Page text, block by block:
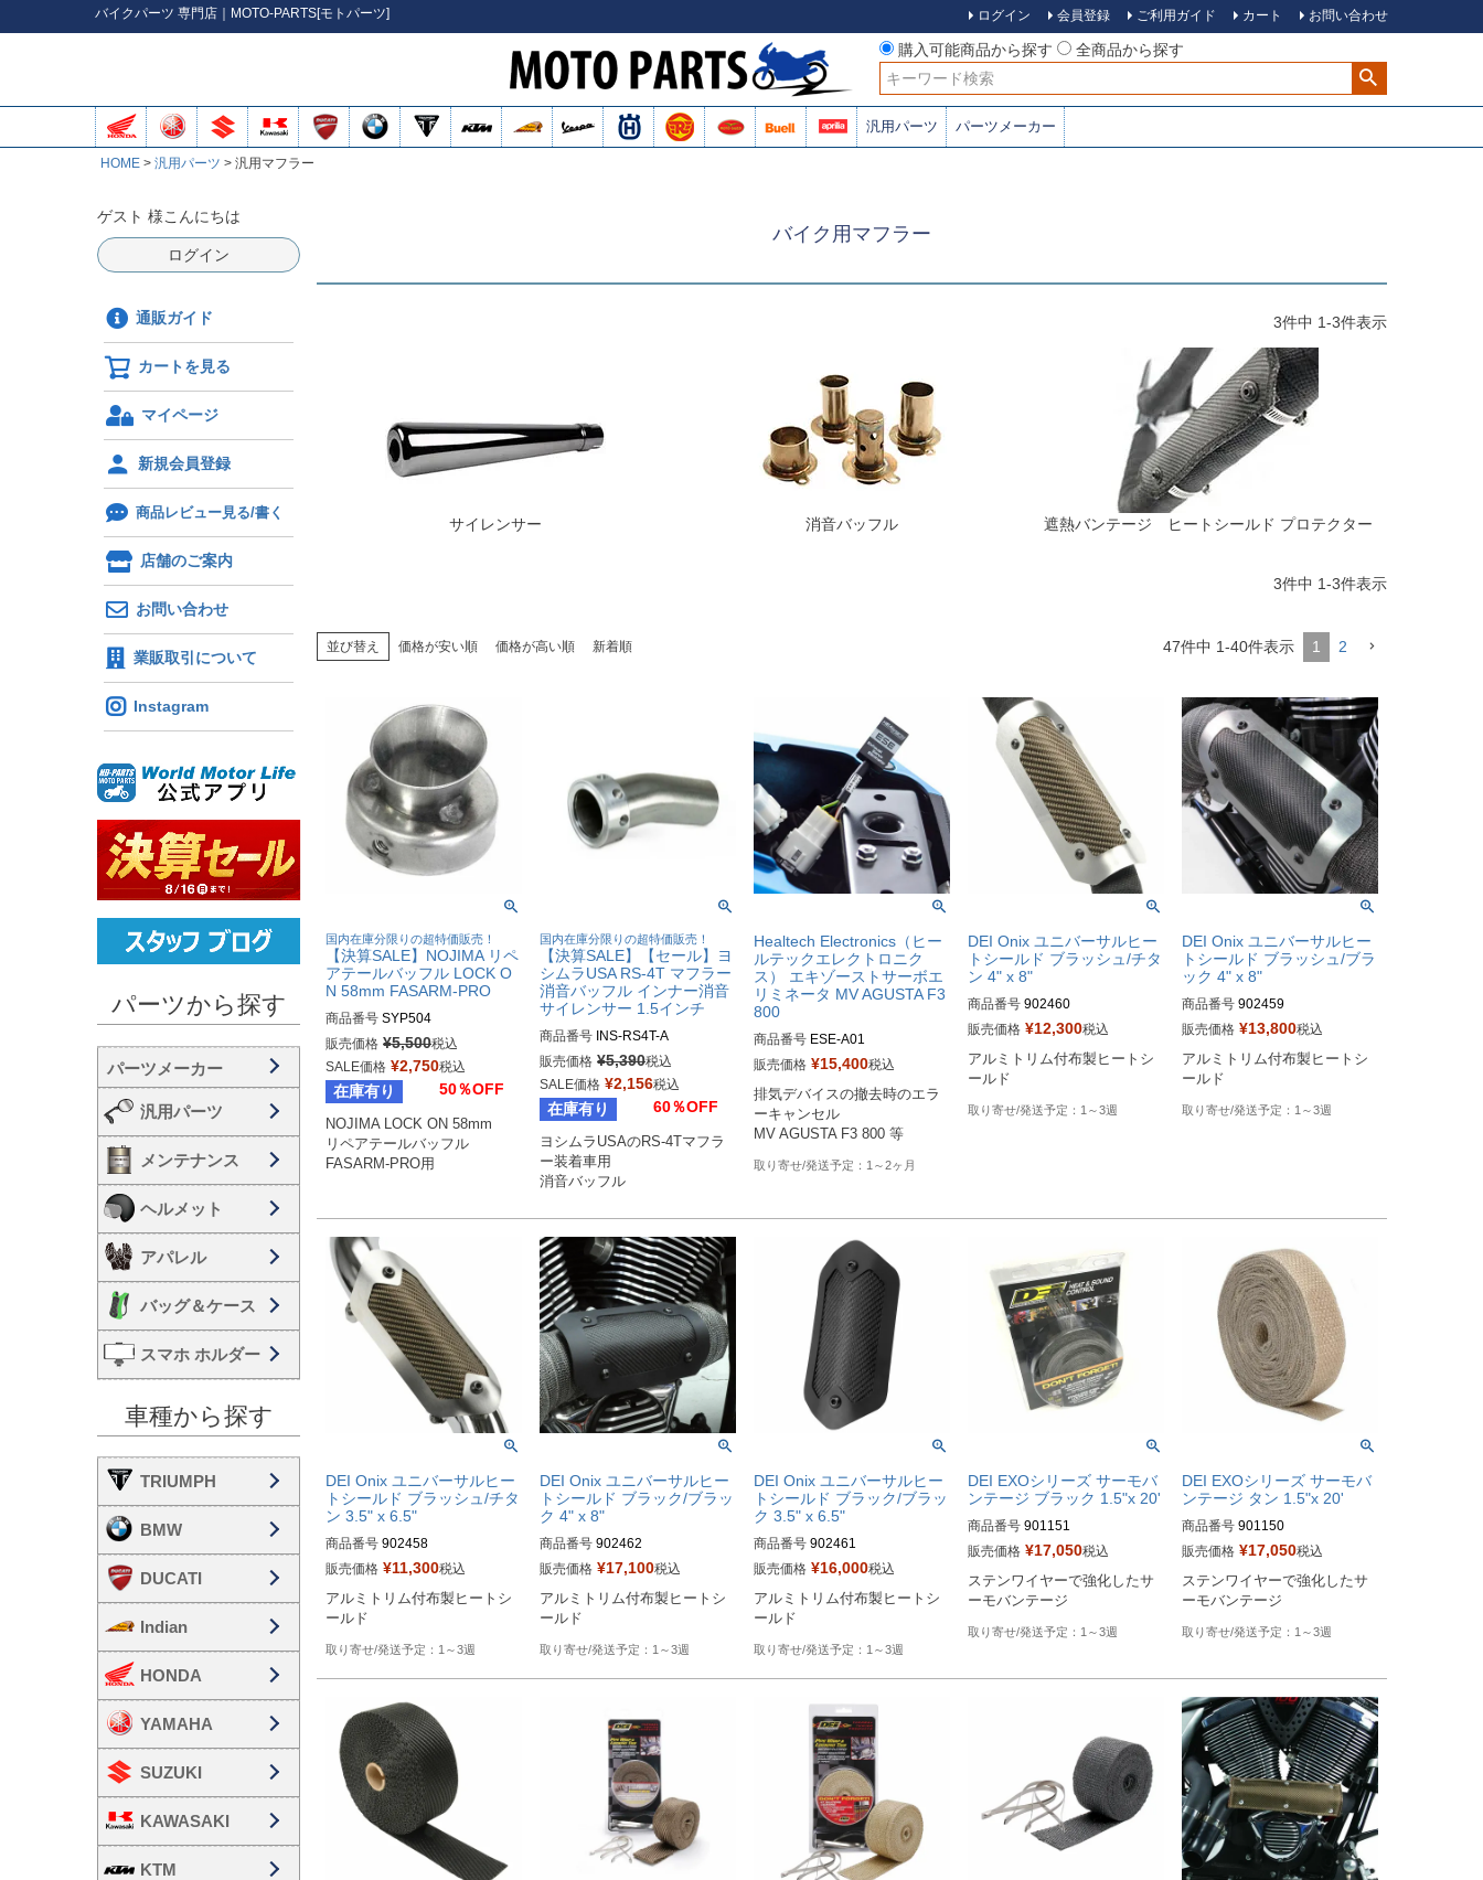
バイクパーツ 専門店｜MOTO-PARTS[モトパーツ] ログイン 会員登録 ご利用ガイド カート お問い合わせ
購入可能商品から探す
全商品から探す
検索
汎用パーツ パーツメーカー
HOME 汎用パーツ 汎用マフラー
ゲスト 様こんにちは
ログイン
通販ガイド
カートを見る
マイページ
新規会員登録
商品レビュー見る/書く
店舗のご案内
お問い合わせ
業販取引について
Instagram
パーツから探す
汎用パーツ
メンテナンス
ヘルメット
アパレル
バッグ＆ケース
スマホ ホルダー
車種から探す
TRIUMPH
BMW
DUCATI
Indian
HONDA
YAMAHA
SUZUKI
KAWASAKI
KTM
バイク用マフラー
3件中 1-3件表示
サイレンサー 消音バッフル 遮熱バンテージ ヒートシールド プロテクター
3件中 1-3件表示
並び替え 価格が安い順 価格が高い順 新着順 47件中 1-40件表示 1 2
国内在庫分限りの超特価販売！
【決算SALE】NOJIMA リペ
アテールバッフル LOCK O
N 58mm FASARM-PRO
商品番号 SYP504
販売価格 ¥5,500税込
SALE価格 ¥2,750税込
在庫有り 50％OFF
NOJIMA LOCK ON 58mm
リペアテールバッフル
FASARM-PRO用
国内在庫分限りの超特価販売！
【決算SALE】【セール】ヨ
シムラUSA RS-4T マフラー
消音バッフル インナー消音
サイレンサー 1.5インチ
商品番号 INS-RS4T-A
販売価格 ¥5,390税込
SALE価格 ¥2,156税込
在庫有り 60％OFF
ヨシムラUSAのRS-4Tマフラ
ー装着車用
消音バッフル
Healtech Electronics（ヒー
ルテックエレクトロニク
ス） エキゾーストサーボエ
リミネータ MV AGUSTA F3
800
商品番号 ESE-A01
EU型番：hlt_ESE-A01
販売価格 ¥15,400税込
排気デバイスの撤去時のエラ
ーキャンセル
MV AGUSTA F3 800 等
1～2ヶ月
DEI Onix ユニバーサルヒー
トシールド ブラッシュ/チタ
ン 4" x 8"
商品番号 902460
販売価格 ¥12,300税込
アルミトリム付布製ヒートシ
ールド
1～3週
DEI Onix ユニバーサルヒー
トシールド ブラッシュ/ブラ
ック 4" x 8"
商品番号 902459
販売価格 ¥13,800税込
アルミトリム付布製ヒートシ
ールド
1～3週
DEI Onix ユニバーサルヒー
トシールド ブラッシュ/チタ
ン 3.5" x 6.5"
商品番号 902458
販売価格 ¥11,300税込
アルミトリム付布製ヒートシ
ールド
1～3週
DEI Onix ユニバーサルヒー
トシールド ブラック/ブラッ
ク 4" x 8"
商品番号 902462
販売価格 ¥17,100税込
アルミトリム付布製ヒートシ
ールド
1～3週
DEI Onix ユニバーサルヒー
トシールド ブラック/ブラッ
ク 3.5" x 6.5"
商品番号 902461
販売価格 ¥16,000税込
アルミトリム付布製ヒートシ
ールド
1～3週
DEI EXOシリーズ サーモバ
ンテージ ブラック 1.5"x 20'
商品番号 901151
販売価格 ¥17,050税込
ステンワイヤーで強化したサ
ーモバンテージ
1～3週
DEI EXOシリーズ サーモバ
ンテージ タン 1.5"x 20'
商品番号 901150
販売価格 ¥17,050税込
ステンワイヤーで強化したサ
ーモバンテージ
1～3週